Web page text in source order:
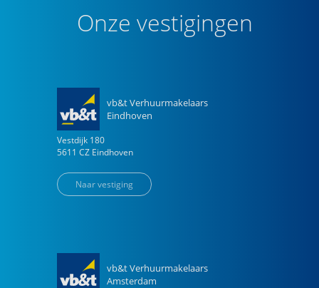
Onze vestigingen
vb&t Verhuurmakelaars
Eindhoven
Vestdijk 180
5611 CZ Eindhoven
Naar vestiging
vb&t Verhuurmakelaars
Amsterdam